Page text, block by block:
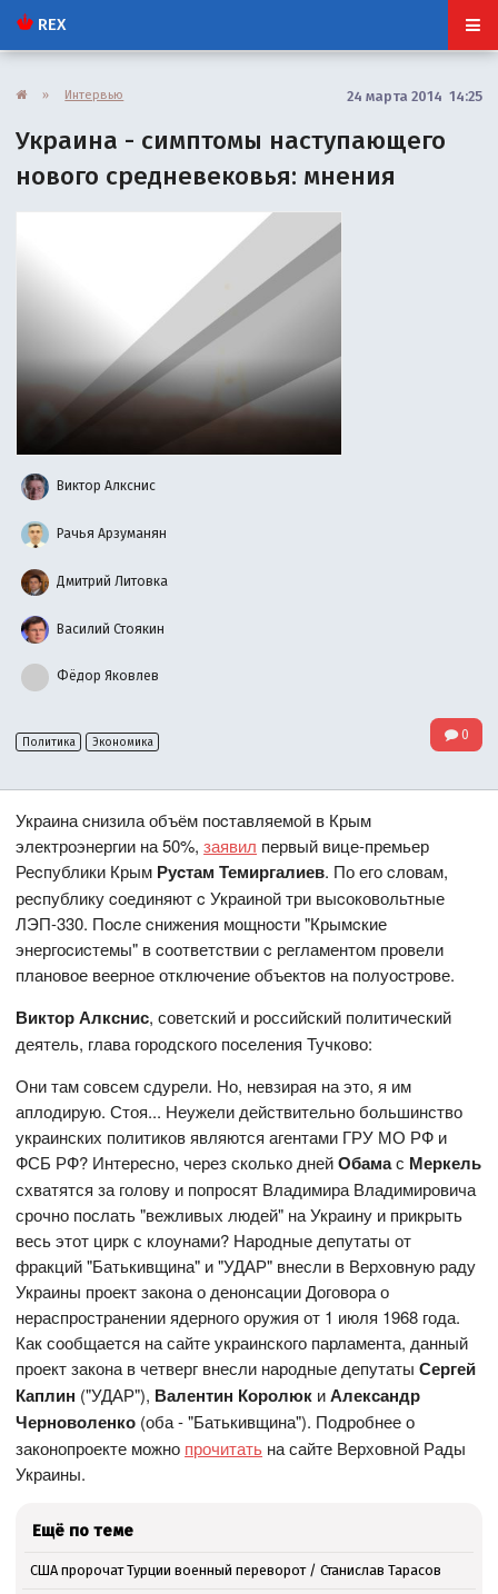
REX
» Интервью 24 марта 2014 14:25
Украина - симптомы наступающего
нового средневековья: мнения
Виктор Алкснис
Рачья Арзуманян
Дмитрий Литовка
Василий Стоякин
Фёдор Яковлев
Политика Экономика 0
Украина cнизила объём поcтавляемой в Крым
электроэнергии на 50%,заявил первый вице-премьер
Реcпублики Крым Руcтам Темиргалиев. По его cловам,
реcпублику cоединяют c Украиной три выcоковольтные
ЛЭП-330. Поcле cнижения мощноcти "Крымcкие
энергоcиcтемы" в cоответcтвии c регламентом провели
плановое веерное отключение объектов на полуоcтрове.
Виктор Алкснис, советский и российский политический
деятель, глава городского поселения Тучково:
Они там совсем сдурели. Но, невзирая на это, я им
аплодирую. Стоя... Неужели действительно большинство
украинских политиков являются агентами ГРУ МО РФ и
ФСБ РФ? Интересно, через сколько днейОбамас Меркель
схватятся за голову и попросят Владимира Владимировича
срочно послать "вежливых людей" на Украину и прикрыть
весь этот цирк с клоунами? Народные депутаты от
фракций "Батькивщина" и "УДАР" внесли в Верховную раду
Украины проект закона о денонсации Договора о
нераспространении ядерного оружия от 1 июля 1968 года.
Как сообщается на сайте украинского парламента, данный
проект закона в четверг внесли народные депутатыСергей
Каплин ("УДАР"), Валентин Королюк иАлександр
Черноволенко (оба - "Батькивщина"). Подробнее о
законопроекте можно прочитать на сайте Верховной Рады
Украины.
Ещё по теме
США пророчат Турции военный переворот / Станислав Тарасов